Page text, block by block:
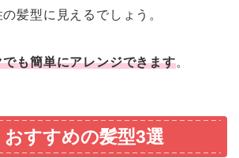
髪型に見えるでしょう。
も簡単にアレンジできます。
おすすめの髪型3選